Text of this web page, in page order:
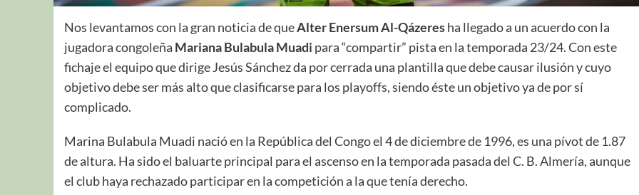
Nos levantamos con la gran noticia de queAlter Enersum Al-Qázeresha llegado a un acuerdo con la
jugadora congoleña Mariana Bulabula Muadi para “compartir” pista en la temporada 23/24. Con este
fichaje el equipo que dirige Jesús Sánchez da por cerrada una plantilla que debe causar ilusión y cuyo
objetivo debe ser más alto que clasificarse para los playoffs, siendo éste un objetivo ya de por sí
complicado.
Marina Bulabula Muadi nació en la República del Congo el 4 de diciembre de 1996, es una pívot de 1.87
de altura. Ha sido el baluarte principal para el ascenso en la temporada pasada del C. B. Almería, aunque
el club haya rechazado participar en la competición a la que tenía derecho.